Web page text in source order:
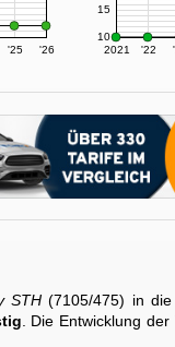
'25 '26 2021 '22
10
15
STH (7105/475) in
. Die Entwicklung